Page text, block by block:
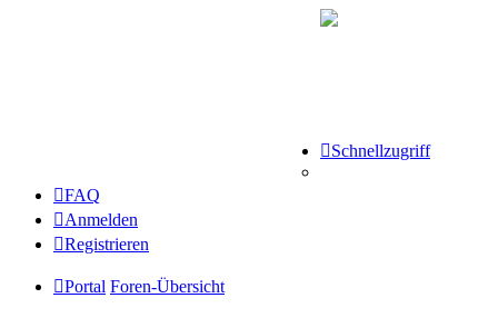
Schnellzugriff
FAQ
Anmelden
Registrieren
Portal Foren-Übersicht